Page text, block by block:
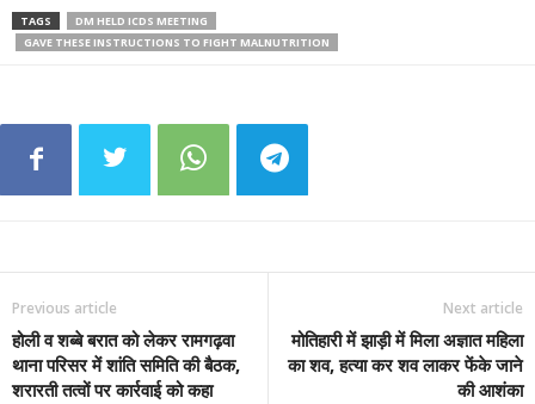
TAGS
DM HELD ICDS MEETING
GAVE THESE INSTRUCTIONS TO FIGHT MALNUTRITION
Previous article
होली व शब्बे बरात को लेकर रामगढ़वा
थाना परिसर में शांति समिति की बैठक,
शरारती तत्वों पर कार्रवाई को कहा
Next article
मोतिहारी में झाड़ी में मिला अज्ञात महिला
का शव, हत्या कर शव लाकर फेंके जाने
की आशंका